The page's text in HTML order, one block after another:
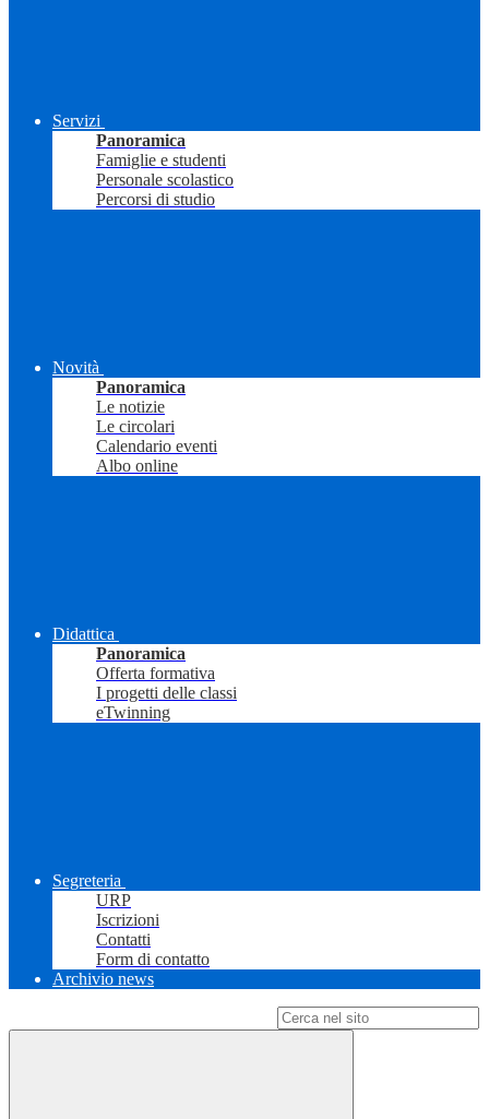
Servizi
Panoramica
Famiglie e studenti
Personale scolastico
Percorsi di studio
Novità
Panoramica
Le notizie
Le circolari
Calendario eventi
Albo online
Didattica
Panoramica
Offerta formativa
I progetti delle classi
eTwinning
Segreteria
URP
Iscrizioni
Contatti
Form di contatto
Archivio news